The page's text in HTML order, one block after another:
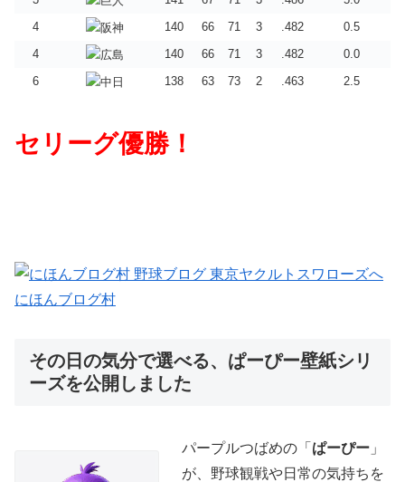
4
140 66 71 3 .482
0.5
4
140 66 71 3 .482
0.0
6
138 63 73 2 .463 2.5
セリーグ優勝！
にほんブログ村
その日の気分で選べる、ぱーぴー壁紙シリ
ーズを公開しました
パープルつばめの「 ぱーぴー 」
が、野球観戦や日常の気持ちを